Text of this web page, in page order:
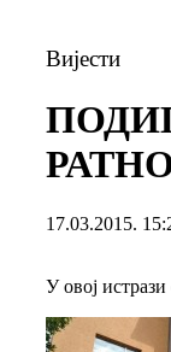
Вијести
17.03.2015.
У овој